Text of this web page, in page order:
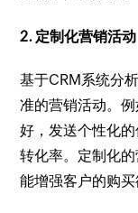
2. 定制化营销活动
基于CRM系统分
准的营销活动。
好，发送个性化
转化率。定制化
能增强客户的购买